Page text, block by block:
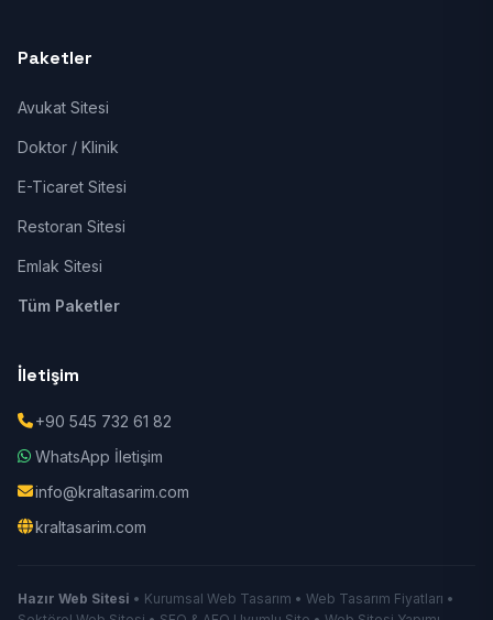
Paketler
Avukat Sitesi
Doktor / Klinik
E-Ticaret Sitesi
Restoran Sitesi
Emlak Sitesi
Tüm Paketler
İletişim
+90 545 732 61 82
WhatsApp İletişim
info@kraltasarim.com
kraltasarim.com
Hazır Web Sitesi • Kurumsal Web Tasarım • Web Tasarım Fiyatları •